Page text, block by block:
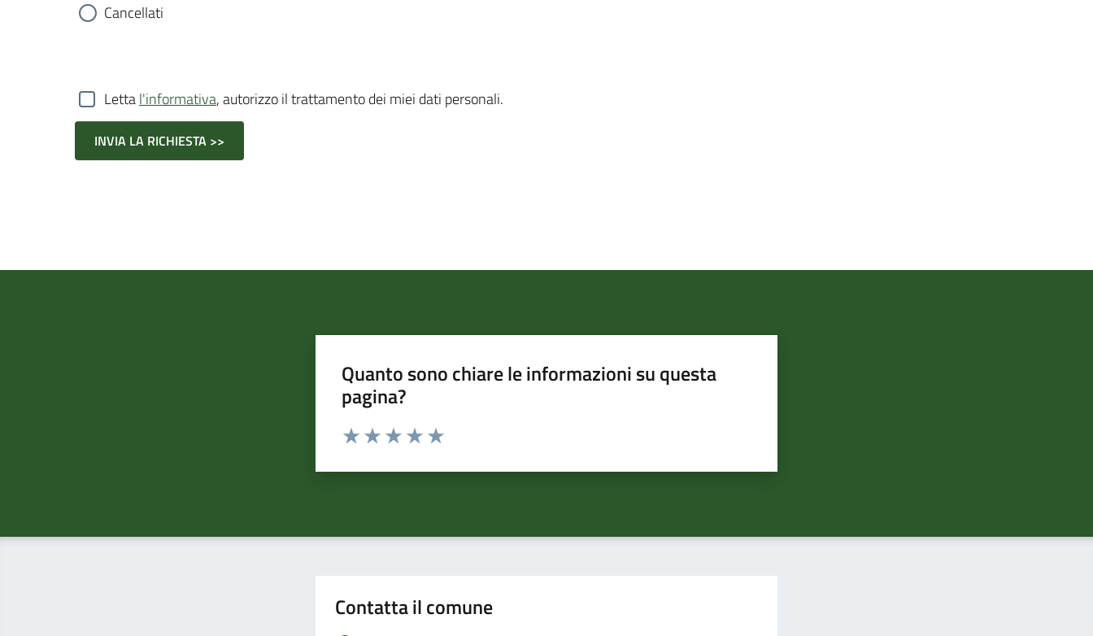
Cancellati
Lettal'informativa, autorizzo il trattamento dei miei dati personali.
Quanto sono chiare le informazioni su questa
pagina?
Valuta da 1 a 5 stelle la pagina
Contatta il comune